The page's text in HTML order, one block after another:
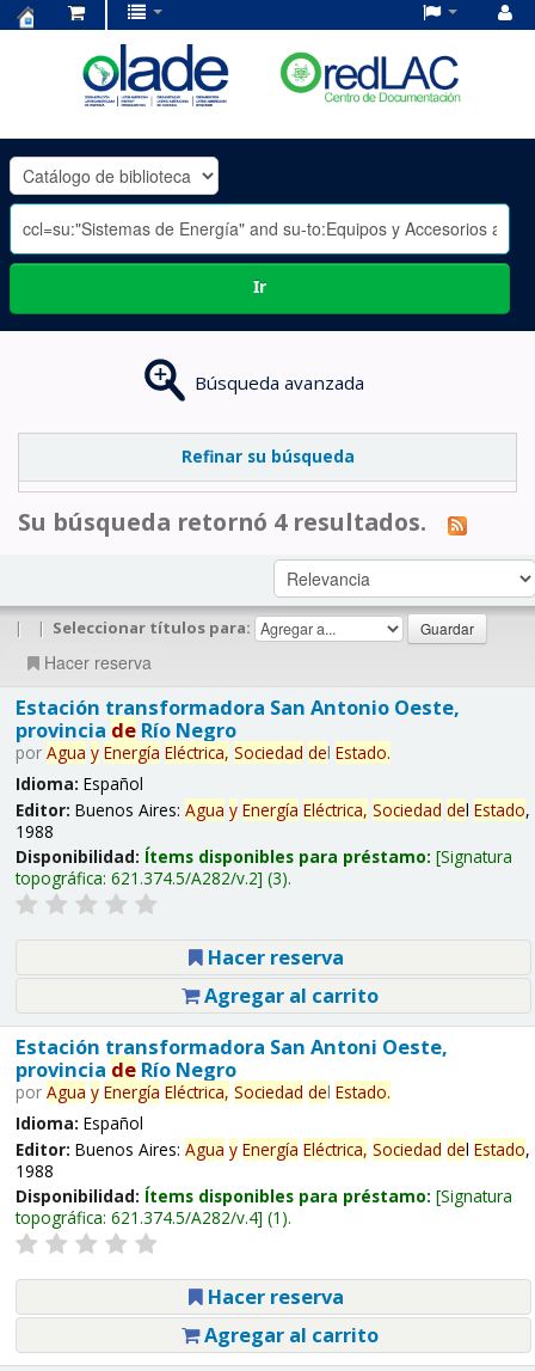
OLADE
-
Ir
Búsqueda avanzada
Refinar su búsqueda
Su búsqueda retornó 4 resultados.
| | Seleccionar títulos para:
Hacer reserva
Estación transformadora San Antonio Oeste,
provincia deRío Negro
por Agua y Energía Eléctrica, Sociedad del Estado.
Idioma: Español
Editor: Buenos Aires: Agua y Energía Eléctrica, Sociedad del Estado,
1988
Disponibilidad: Ítems disponibles para préstamo: Signatura
topográfica: 621.374.5/A282/v.2 (3).
Hacer reserva
Agregar al carrito
Estación transformadora San Antoni Oeste,
provincia deRío Negro
por Agua y Energía Eléctrica, Sociedad del Estado.
Idioma: Español
Editor: Buenos Aires: Agua y Energía Eléctrica, Sociedad del Estado,
1988
Disponibilidad: Ítems disponibles para préstamo: Signatura
topográfica: 621.374.5/A282/v.4 (1).
Hacer reserva
Agregar al carrito